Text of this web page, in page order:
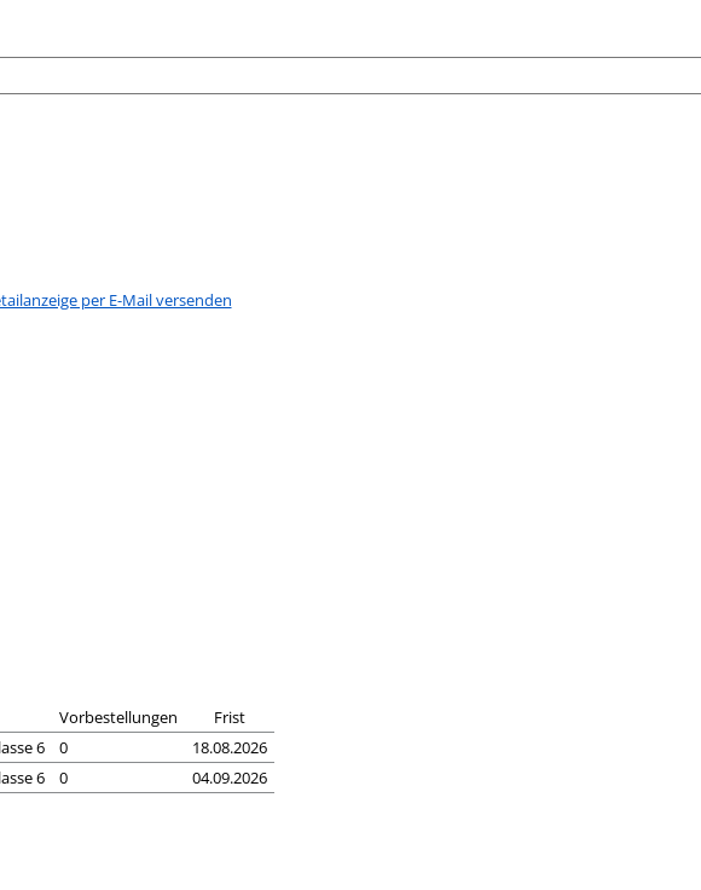
Sie suchen wollen.
per E-Mail versenden
Vorbestellungen
Frist
6 0
18.08.2026
6 0 04.09.2026